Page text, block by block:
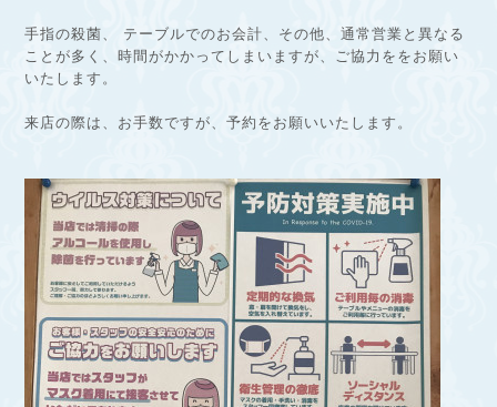
手指の殺菌、 テーブルでのお会計、その他、通常営業と異なる
ことが多く、時間がかかってしまいますが、ご協力ををお願い
いたします。
来店の際は、お手数ですが、予約をお願いいたします。